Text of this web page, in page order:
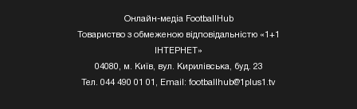
Онлайн-медіа FootballHub
Товариство з обмеженою відповідальністю «1+1
ІНТЕРНЕТ»
04080, м. Київ, вул. Кирилівська, буд. 23
Тел. 044 490 01 01, Email: footballhub@1plus1.tv